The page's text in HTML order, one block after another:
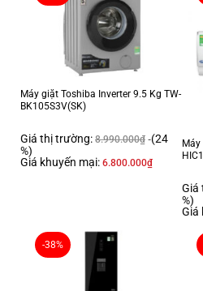
Máy giặt Toshiba Inverter 9.5 Kg TW-
BK105S3V(SK)
Giá thị trường: 8.990.000₫ (24
%)
Giá khuyến mại: 6.800.000₫
Giá
%)
Giá
-38%